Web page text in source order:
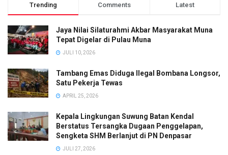
Trending Comments Latest
Jaya Nilai Silaturahmi Akbar Masyarakat Muna
Tepat Digelar di Pulau Muna
JULI 10, 2026
Tambang Emas Diduga Ilegal Bombana Longsor,
Satu Pekerja Tewas
APRIL 25, 2026
Kepala Lingkungan Suwung Batan Kendal
Berstatus Tersangka Dugaan Penggelapan,
Sengketa SHM Berlanjut di PN Denpasar
JULI 27, 2026